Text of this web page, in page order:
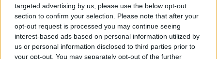
targeted advertising by us, please use the below opt-out
section to confirm your selection. Please note that after your
opt-out request is processed you may continue seeing
interest-based ads based on personal information utilized by
us or personal information disclosed to third parties prior to
your opt-out. You may separately opt-out of the further
Sony lägger bud på
Tamron – kan vara värt
12 miljarder kronor